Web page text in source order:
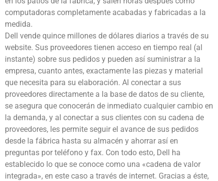
computadoras completamente acabadas y fabricadas a la
medida.
Dell vende quince millones de dólares diarios a través de su
website. Sus proveedores tienen acceso en tiempo real (al
instante) sobre sus pedidos y pueden así suministrar a la
empresa, cuanto antes, exactamente las piezas y material
que necesita para su elaboración. Al conectar a sus
proveedores directamente a la base de datos de su cliente,
se asegura que conocerán de inmediato cualquier cambio en
la demanda, y al conectar a sus clientes con su cadena de
proveedores, les permite seguir el avance de sus pedidos
desde la fábrica hasta su almacén y ahorrar así en
preguntas por teléfono y fax. Con todo esto, Dell ha
establecido lo que se conoce como una «cadena de valor
integrada», en este caso a través de internet. Gracias a éste,